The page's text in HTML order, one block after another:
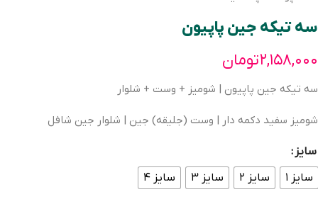
سه تیکه جین پاپیون
۲,۱۵۸,۰۰۰تومان
سه تیکه جین پاپیون | شومیز + وست + شلوار
شومیز سفید دکمه دار | وست (جلیقه) جین | شلوار جین شافل
سایز
سایز ۱
سایز ۲ سایز ۳ سایز ۴